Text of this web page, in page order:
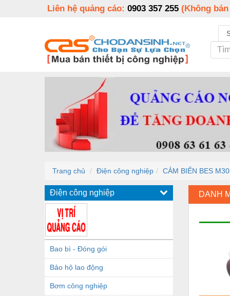
Liên hệ quảng cáo: 0903 357 255 (Không
Trang chủ Điện công nghiệp CẢM BIẾN BES
Điện công nghiệp
Bao bì - Đóng gói
Bảo hộ lao động
Bơm công nghiệp
DANH